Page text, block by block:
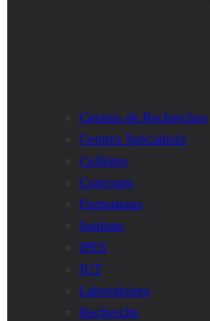
Centres de Recherches
Centres Spécialisés
Collèges
Concours
Formations
Instituts
IPES
IUT
Laboratoires
Recherche